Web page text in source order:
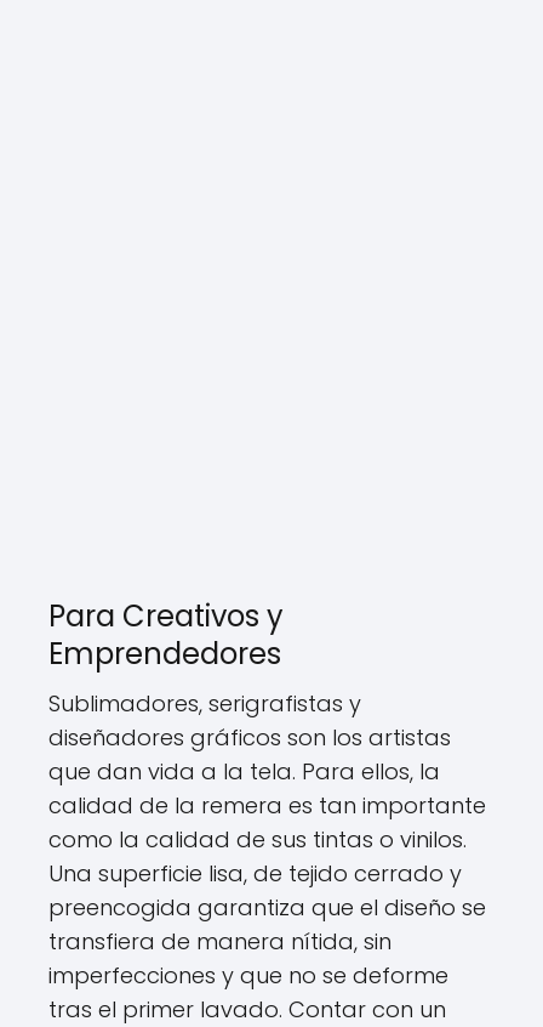
Para Creativos y
Emprendedores
Sublimadores, serigrafistas y
diseñadores gráficos son los artistas
que dan vida a la tela. Para ellos, la
calidad de la remera es tan importante
como la calidad de sus tintas o vinilos.
Una superficie lisa, de tejido cerrado y
preencogida garantiza que el diseño se
transfiera de manera nítida, sin
imperfecciones y que no se deforme
tras el primer lavado. Contar con un